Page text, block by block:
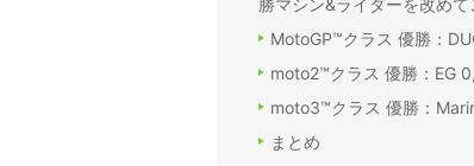
勝マシン&ライダーを改めて
MotoGP™クラス 優勝：
moto2™クラス 優勝：EG
moto3™クラス 優勝：
まとめ